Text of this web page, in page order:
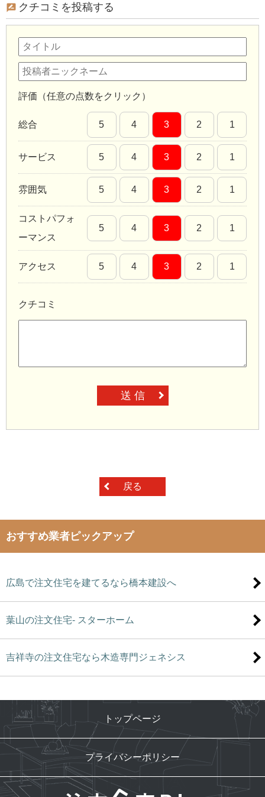
クチコミを投稿する
評価（任意の点数をクリック）
総合 5 4 3 2 1
サービス 5 4 3 2 1
雰囲気 5 4 3 2 1
コストパフォ
ーマンス
5 4 3 2 1
アクセス 5 4 3 2 1
クチコミ
送 信
戻る
おすすめ業者ピックアップ
広島で注文住宅を建てるなら橋本建設へ
葉山の注文住宅- スターホーム
吉祥寺の注文住宅なら木造専門ジェネシス
トップページ
プライバシーポリシー